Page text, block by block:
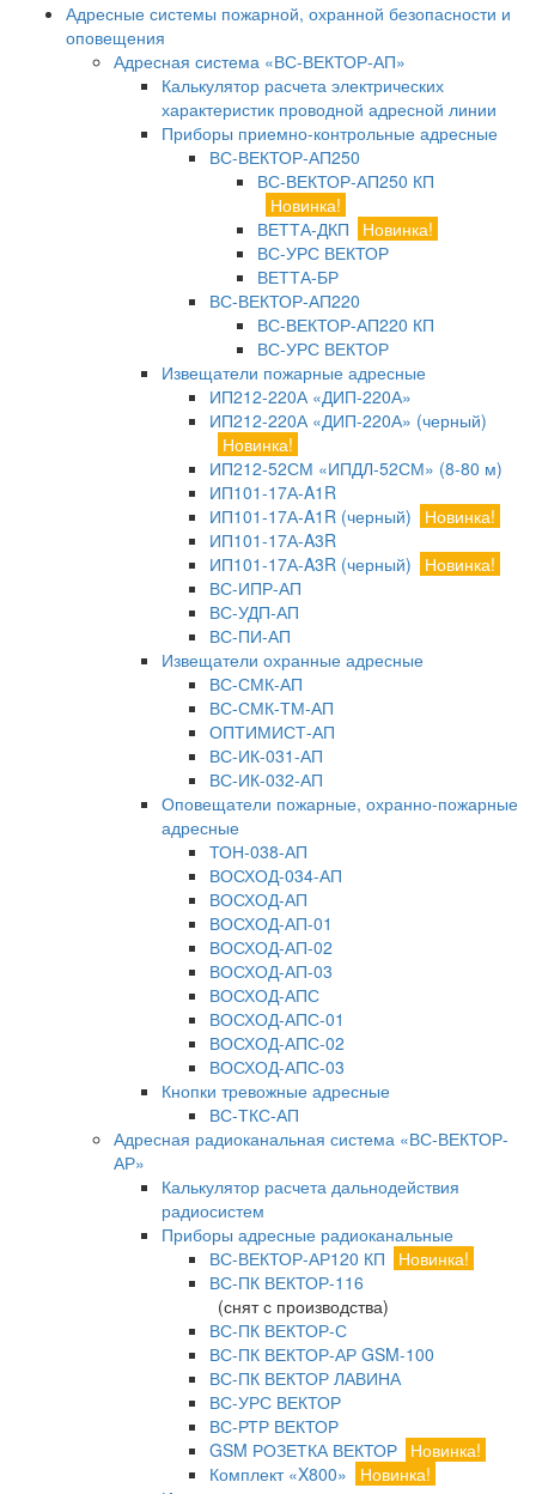
Адресные системы пожарной, охранной безопасности и
оповещения
Адресная система «ВС-ВЕКТОР-АП»
Калькулятор расчета электрических
характеристик проводной адресной линии
Приборы приемно-контрольные адресные
ВС-ВЕКТОР-АП250
ВС-ВЕКТОР-АП250 КП
Новинка!
ВЕТТА-ДКП
Новинка!
ВС-УРС ВЕКТОР
ВЕТТА-БР
ВС-ВЕКТОР-АП220
ВС-ВЕКТОР-АП220 КП
ВС-УРС ВЕКТОР
Извещатели пожарные адресные
ИП212-220А «ДИП-220А»
ИП212-220А «ДИП-220А» (черный)
Новинка!
ИП212-52СМ «ИПДЛ-52СМ» (8-80 м)
ИП101-17А-A1R
ИП101-17А-A1R (черный)
Новинка!
ИП101-17А-A3R
ИП101-17А-A3R (черный)
Новинка!
ВС-ИПР-АП
ВС-УДП-АП
ВС-ПИ-АП
Извещатели охранные адресные
ВС-СМК-АП
ВС-СМК-ТМ-АП
ОПТИМИСТ-АП
ВС-ИК-031-АП
ВС-ИК-032-АП
Оповещатели пожарные, охранно-пожарные
адресные
ТОН-038-АП
ВОСХОД-034-АП
ВОСХОД-АП
ВОСХОД-АП-01
ВОСХОД-АП-02
ВОСХОД-АП-03
ВОСХОД-АПС
ВОСХОД-АПС-01
ВОСХОД-АПС-02
ВОСХОД-АПС-03
Кнопки тревожные адресные
ВС-ТКС-АП
Адресная радиоканальная система «ВС-ВЕКТОР-
АР»
Калькулятор расчета дальнодействия
радиосистем
Приборы адресные радиоканальные
ВС-ВЕКТОР-АР120 КП
Новинка!
ВС-ПК ВЕКТОР-116
(снят с производства)
ВС-ПК ВЕКТОР-С
ВС-ПК ВЕКТОР-АР GSM-100
ВС-ПК ВЕКТОР ЛАВИНА
ВС-УРС ВЕКТОР
ВС-РТР ВЕКТОР
GSM РОЗЕТКА ВЕКТОР Новинка!
Комплект «X800»
Новинка!